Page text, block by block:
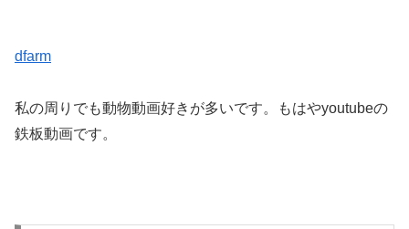
dfarm
私の周りでも動物動画好きが多いです。もはやyoutubeの
鉄板動画です。